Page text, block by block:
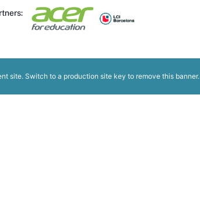
site. Switch to a production site key to remove this banner.